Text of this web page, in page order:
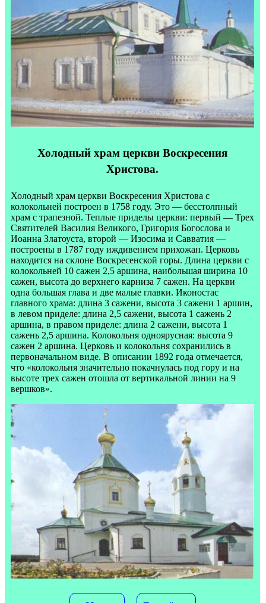
Холодный храм церкви Воскресения
Христова.
Холодный храм церкви Воскресения Христова с
колокольней построен в 1758 году. Это — бесстолпный
храм с трапезной. Теплые приделы церкви: первый — Трех
Святителей Василия Великого, Григория Богослова и
Иоанна Златоуста, второй — Изосима и Савватия —
построены в 1787 году иждивением прихожан. Церковь
находится на склоне Воскресенской горы. Длина церкви с
колокольней 10 сажен 2,5 аршина, наибольшая ширина 10
сажен, высота до верхнего карниза 7 сажен. На церкви
одна большая глава и две малые главки. Иконостас
главного храма: длина 3 сажени, высота 3 сажени 1 аршин,
в левом приделе: длина 2,5 сажени, высота 1 сажень 2
аршина, в правом приделе: длина 2 сажени, высота 1
сажень 2,5 аршина. Колокольня одноярусная: высота 9
сажен 2 аршина. Церковь и колокольня сохранились в
первоначальном виде. В описании 1892 года отмечается,
что «колокольня значительно покачнулась под гору и на
высоте трех сажен отошла от вертикальной линии на 9
вершков».